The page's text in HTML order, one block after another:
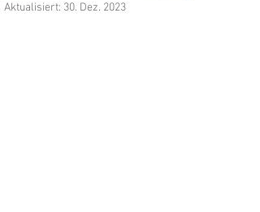
Aktualisiert: 30. Dez. 2023